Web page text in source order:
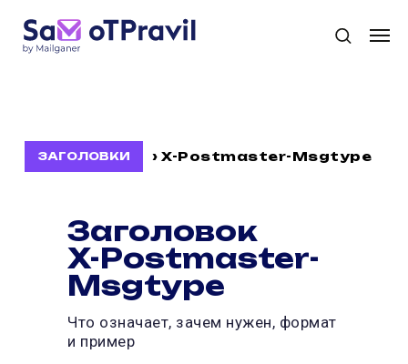
X-Postmaster-Msgtype
›
ЗАГОЛОВКИ
Что означает, зачем нужен, формат
и пример
Заголовок
X-Postmaster-
Msgtype